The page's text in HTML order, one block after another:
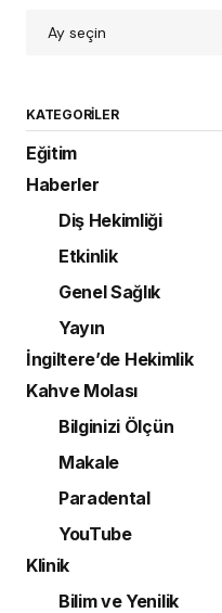
KATEGORILER
Eğitim
Haberler
Diş Hekimliği
Etkinlik
Genel Sağlık
Yayın
İngiltere’de Hekimlik
Kahve Molası
Bilginizi Ölçün
Makale
Paradental
YouTube
Klinik
Bilim ve Yenilik